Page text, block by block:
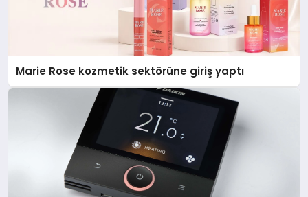
Marie Rose kozmetik sektörüne giriş yaptı